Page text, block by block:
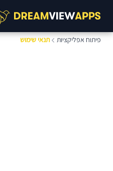
פיתוח אפליקציות תנאי שימוש